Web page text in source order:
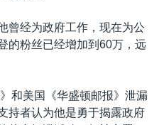
曾经为政府工作，现在为公
的粉丝已经增加到60万，远
和美国《华盛顿邮报》泄漏
持者认为他是勇于揭露政府